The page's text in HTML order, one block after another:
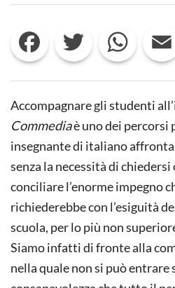
DI
ALCUNE
IDEE
Facebook Twitter
Accompagnare gli studenti
Commediaè uno dei percorsi
insegnante di italiano
senza la necessità di
conciliare l’enorme impegno
richiederebbe con l’esiguità
scuola, per lo più non
Siamo infatti di fronte alla
nella quale non si può entrare